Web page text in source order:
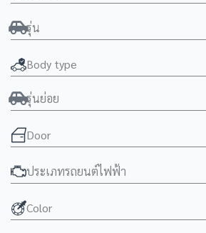
รุ่น
Body type
รุ่นย่อย
Door
ประเภทรถยนต์ไฟฟ้า
Color